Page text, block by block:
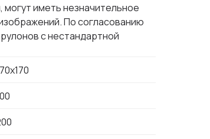
иметь незначительное
По согласованию
с нестандартной